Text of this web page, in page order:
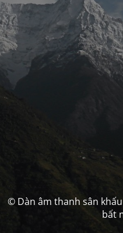
© Dàn âm thanh sân
bất